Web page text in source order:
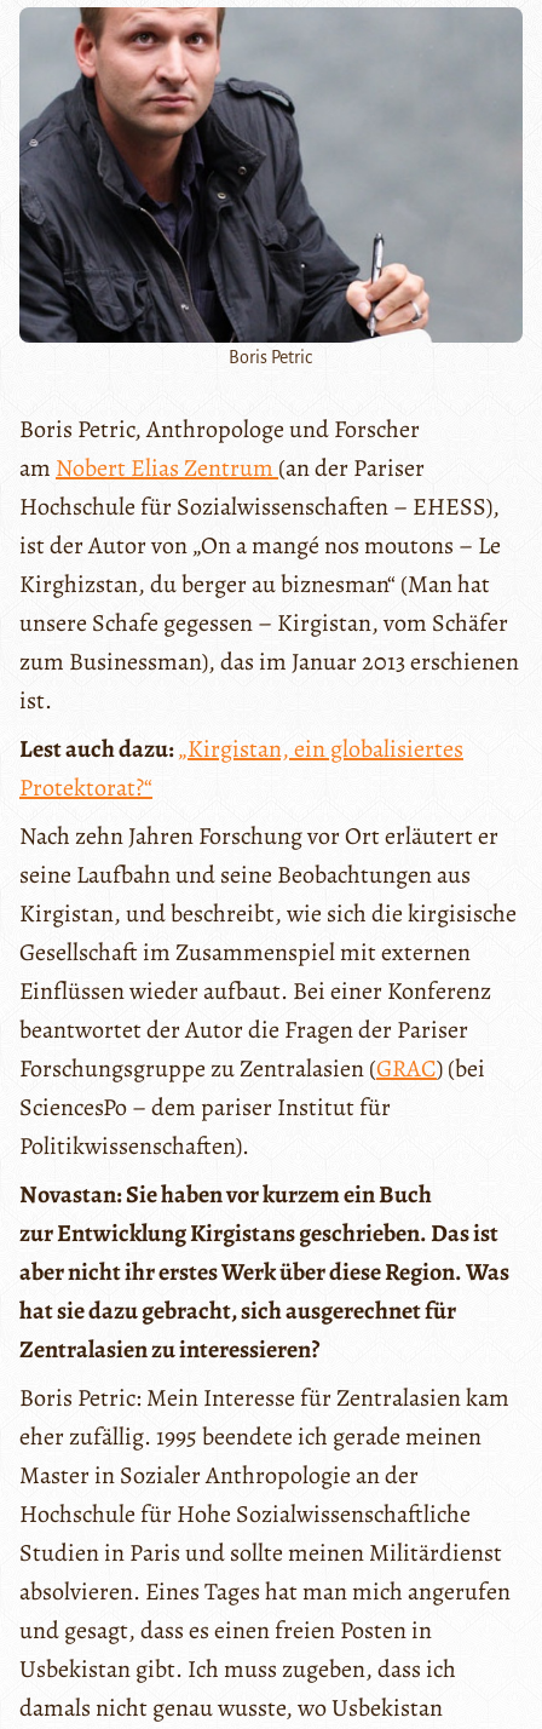
Boris Petric
Boris Petric, Anthropologe und Forscher
am Nobert Elias Zentrum (an der Pariser
Hochschule für Sozialwissenschaften – EHESS),
ist der Autor von „On a mangé nos moutons – Le
Kirghizstan, du berger au biznesman“ (Man hat
unsere Schafe gegessen – Kirgistan, vom Schäfer
zum Businessman), das im Januar 2013 erschienen
ist.
Lest auch dazu:„Kirgistan, ein globalisiertes
Protektorat?“
Nach zehn Jahren Forschung vor Ort erläutert er
seine Laufbahn und seine Beobachtungen aus
Kirgistan, und beschreibt, wie sich die kirgisische
Gesellschaft im Zusammenspiel mit externen
Einflüssen wieder aufbaut. Bei einer Konferenz
beantwortet der Autor die Fragen der Pariser
Forschungsgruppe zu Zentralasien (GRAC) (bei
SciencesPo – dem pariser Institut für
Politikwissenschaften).
Novastan: Sie haben vor kurzem ein Buch
zur Entwicklung Kirgistans geschrieben. Das ist
aber nicht ihr erstes Werk über diese Region. Was
hat sie dazu gebracht, sich ausgerechnet für
Zentralasien zu interessieren?
Boris Petric: Mein Interesse für Zentralasien kam
eher zufällig. 1995 beendete ich gerade meinen
Master in Sozialer Anthropologie an der
Hochschule für Hohe Sozialwissenschaftliche
Studien in Paris und sollte meinen Militärdienst
absolvieren. Eines Tages hat man mich angerufen
und gesagt, dass es einen freien Posten in
Usbekistan gibt. Ich muss zugeben, dass ich
damals nicht genau wusste, wo Usbekistan